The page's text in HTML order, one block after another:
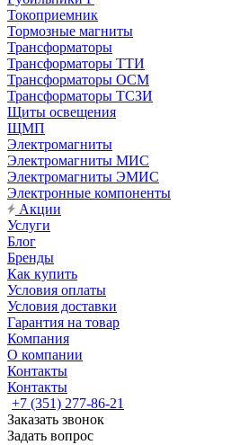
Токоприемник
Тормозные магниты
Трансформаторы
Трансформаторы ТТИ
Трансформаторы ОСМ
Трансформаторы ТСЗИ
Щиты освещения
ЩМП
Электромагниты
Электромагниты МИС
Электромагниты ЭМИС
Электронные компоненты
Акции
Услуги
Блог
Бренды
Как купить
Условия оплаты
Условия доставки
Гарантия на товар
Компания
О компании
Контакты
Контакты
+7 (351) 277-86-21
Заказать звонок
Задать вопрос